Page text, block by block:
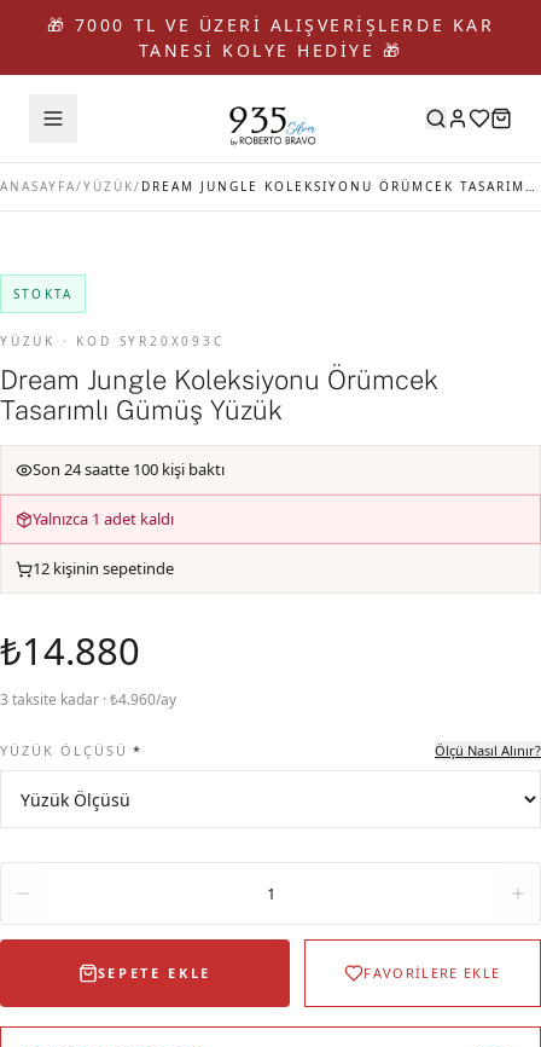
🎁 7000 TL VE ÜZERİ ALIŞVERİŞLERDE KAR
TANESİ KOLYE HEDİYE 🎁
ANASAYFA/YÜZÜK/ DREAM JUNGLE KOLEKSIYONU ÖRÜMCEK TASARIMLI GÜMÜŞ YÜZÜK
STOKTA
YÜZÜK · KOD SYR20X093C
Dream Jungle Koleksiyonu Örümcek
Tasarımlı Gümüş Yüzük
Son 24 saatte 100 kişi baktı
Yalnızca 1 adet kaldı
12 kişinin sepetinde
₺14.880
3 taksite kadar · ₺4.960/ay
YÜZÜK ÖLÇÜSÜ * Ölçü Nasıl Alınır?
1
SEPETE EKLE FAVORİLERE EKLE